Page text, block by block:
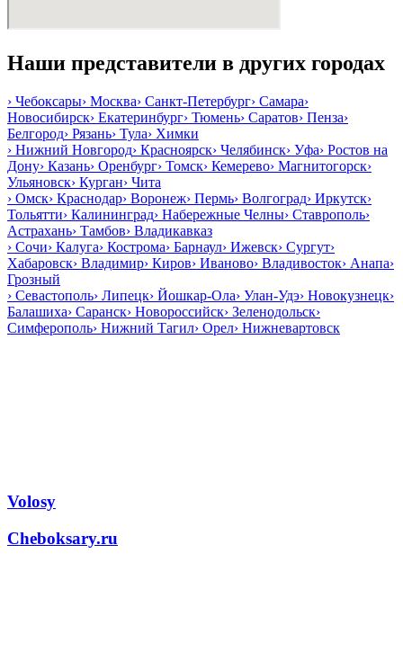
Наши представители в других городах
› Чебоксары› Москва› Санкт-Петербург› Самара›
Новосибирск› Екатеринбург› Тюмень› Саратов› Пенза›
Белгород› Рязань› Тула› Химки
› Нижний Новгород› Красноярск› Челябинск› Уфа› Ростов на
Дону› Казань› Оренбург› Томск› Кемерево› Магнитогорск›
Ульяновск› Курган› Чита
› Омск› Краснодар› Воронеж› Пермь› Волгоград› Иркутск›
Тольятти› Калининград› Набережные Челны› Ставрополь›
Астрахань› Тамбов› Владикавказ
› Сочи› Калуга› Кострома› Барнаул› Ижевск› Сургут›
Хабаровск› Владимир› Киров› Иваново› Владивосток› Анапа›
Грозный
› Севастополь› Липецк› Йошкар-Ола› Улан-Удэ› Новокузнецк›
Балашиха› Саранск› Новороссийск› Зеленодольск›
Симферополь› Нижний Тагил› Орел› Нижневартовск
Volosy
Cheboksary.ru